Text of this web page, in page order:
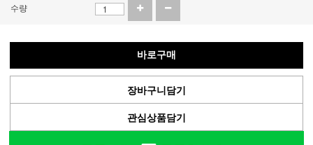
수량
바로구매
장바구니담기
관심상품담기